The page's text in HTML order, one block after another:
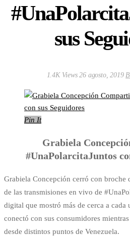
sus
1.4K Views26 agosto, 2019
Pin It
Grabiela
#UnaPolarcitaJuntos
Grabiela Concepción cerró con broche
de las transmisiones en vivo de
digital que mostró más de cerca a cada
conectó con sus consumidores
desde distintos puntos de Venezuela.